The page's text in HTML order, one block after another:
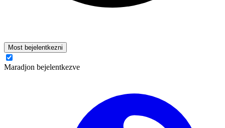
Most bejelentkezni
Maradjon bejelentkezve